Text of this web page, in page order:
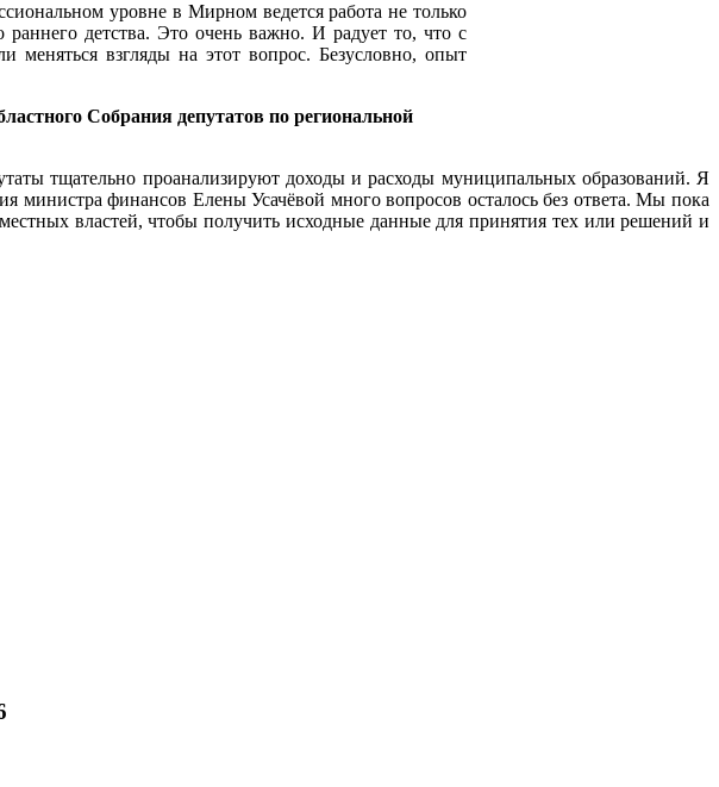
уровне в Мирном ведется работа не только
детства. Это очень важно. И радует то, что с
взгляды на этот вопрос. Безусловно, опыт
Собрания депутатов по региональной
тщательно проанализируют доходы и расходы муниципальных образований. Я
министра финансов Елены Усачёвой много вопросов осталось без ответа. Мы пока
властей, чтобы получить исходные данные для принятия тех или решений и